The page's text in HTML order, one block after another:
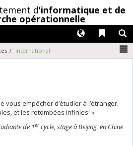
d'informatique et de
opérationnelle
Liens
Langues
International
vous empêcher d’étudier à l’étranger.
et les retombées infinies! »
de 1er cycle, stage à Beijing, en Chine